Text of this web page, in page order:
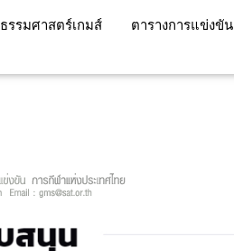
ธรรมศาสตร์เกมส์ ตารางการแข่งขัน